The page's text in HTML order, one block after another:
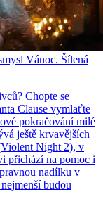
Vánoc. Šílená
Chopte se
Clause vymlaťte
pokračování milé
ještě krvavějších
Night 2), v
přichází na pomoc i
nadílku v
budou